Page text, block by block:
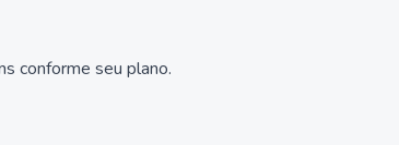
conforme seu plano.